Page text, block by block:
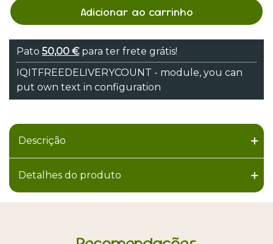
Adicionar ao carrinho
Pato 50,00 €para ter frete grátis!
IQITFREEDELIVERYCOUNT - module, you can
put own text in configuration
Descrição
Detalhes do produto